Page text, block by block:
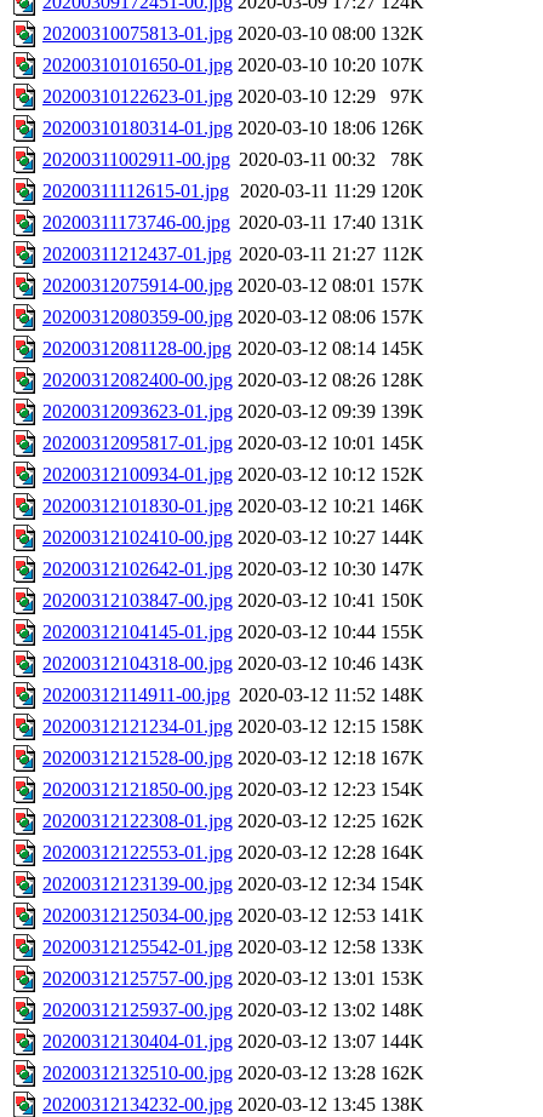
20200310075813-01.jpg 2020-03-10 08:00 132K
20200310101650-01.jpg 2020-03-10 10:20 107K
20200310122623-01.jpg 2020-03-10 12:29
97K
20200310180314-01.jpg 2020-03-10 18:06 126K
20200311002911-00.jpg 2020-03-11 00:32
78K
20200311112615-01.jpg 2020-03-11 11:29 120K
20200311173746-00.jpg 2020-03-11 17:40 131K
20200311212437-01.jpg 2020-03-11 21:27 112K
20200312075914-00.jpg 2020-03-12 08:01 157K
20200312080359-00.jpg 2020-03-12 08:06 157K
20200312081128-00.jpg 2020-03-12 08:14 145K
20200312082400-00.jpg 2020-03-12 08:26 128K
20200312093623-01.jpg 2020-03-12 09:39 139K
20200312095817-01.jpg 2020-03-12 10:01 145K
20200312100934-01.jpg 2020-03-12 10:12 152K
20200312101830-01.jpg 2020-03-12 10:21 146K
20200312102410-00.jpg 2020-03-12 10:27 144K
20200312102642-01.jpg 2020-03-12 10:30 147K
20200312103847-00.jpg 2020-03-12 10:41 150K
20200312104145-01.jpg 2020-03-12 10:44 155K
20200312104318-00.jpg 2020-03-12 10:46 143K
20200312114911-00.jpg 2020-03-12 11:52 148K
20200312121234-01.jpg 2020-03-12 12:15 158K
20200312121528-00.jpg 2020-03-12 12:18 167K
20200312121850-00.jpg 2020-03-12 12:23 154K
20200312122308-01.jpg 2020-03-12 12:25 162K
20200312122553-01.jpg 2020-03-12 12:28 164K
20200312123139-00.jpg 2020-03-12 12:34 154K
20200312125034-00.jpg 2020-03-12 12:53 141K
20200312125542-01.jpg 2020-03-12 12:58 133K
20200312125757-00.jpg 2020-03-12 13:01 153K
20200312125937-00.jpg 2020-03-12 13:02 148K
20200312130404-01.jpg 2020-03-12 13:07 144K
20200312132510-00.jpg 2020-03-12 13:28 162K
20200312134232-00.jpg 2020-03-12 13:45 138K